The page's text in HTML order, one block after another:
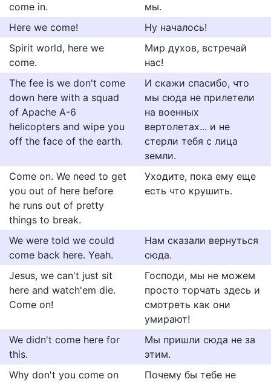
come in.
мы.
Here we come!
Ну началось!
Spirit world, here we
come.
Мир духов, встречай
нас!
The fee is we don't come
down here with a squad
of Apache A-6
helicopters and wipe you
off the face of the earth.
И скажи спасибо, что
мы сюда не прилетели
на военных
вертолетах... и не
стерли тебя с лица
земли.
Come on. We need to get
you out of here before
he runs out of pretty
things to break.
Уxoдитe, пoкa eмy eщe
ecть чтo кpyшить.
We were told we could
come back here. Yeah.
Нам сказали вернуться
сюда.
Jesus, we can't just sit
here and watch'em die.
Come on!
Господи, мы не можем
просто торчать здесь и
смотреть как они
умирают!
We didn't come here for
this.
Мы пришли сюда не за
этим.
Why don't you come on
Почему бы тебе не